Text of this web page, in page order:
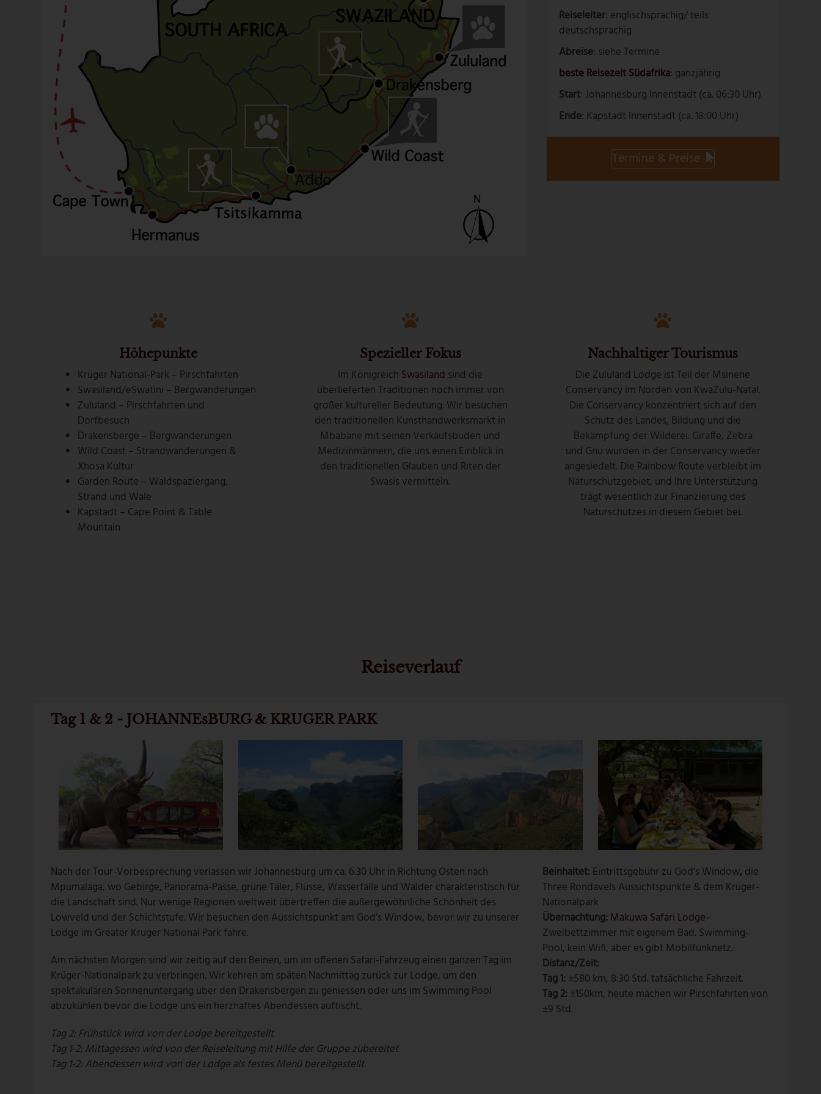
Reiseleiter: englischsprachig/ teils
deutschsprachig
Abreise: siehe Termine
beste Reisezeit Südafrika: ganzjährig
Start: Johannesburg Innenstadt (ca. 06:30 Uhr)
Ende: Kapstadt Innenstadt (ca. 18:00 Uhr)
Termine & Preise
Höhepunkte
Krüger National-Park – Pirschfahrten
Swasiland/eSwatini – Bergwanderungen
Zululand – Pirschfahrten und
Dorfbesuch
Drakensberge – Bergwanderungen
Wild Coast – Strandwanderungen &
Xhosa Kultur
Garden Route – Waldspaziergang,
Strand und Wale
Kapstadt – Cape Point & Table
Mountain
Spezieller Fokus
Im Königreich Swasiland sind die
überlieferten Traditionen noch immer von
großer kultureller Bedeutung. Wir besuchen
den traditionellen Kunsthandwerksmarkt in
Mbabane mit seinen Verkaufsbuden und
Medizinmännern, die uns einen Einblick in
den traditionellen Glauben und Riten der
Swasis vermitteln.
Nachhaltiger Tourismus
Die Zululand Lodge ist Teil der Msinene
Conservancy im Norden von KwaZulu-Natal.
Die Conservancy konzentriert sich auf den
Schutz des Landes, Bildung und die
Bekämpfung der Wilderei. Giraffe, Zebra
und Gnu wurden in der Conservancy wieder
angesiedelt. Die Rainbow Route verbleibt im
Naturschutzgebiet, und Ihre Unterstützung
trägt wesentlich zur Finanzierung des
Naturschutzes in diesem Gebiet bei.
Reiseverlauf
Tag 1 & 2 - JOHANNEsBURG & KRUGER PARK
Nach der Tour-Vorbesprechung verlassen wir Johannesburg um ca. 6.30 Uhr in Richtung Osten nach
Mpumalaga, wo Gebirge, Panorama-Pässe, grüne Täler, Flüsse, Wasserfälle und Wälder charakteristisch für
die Landschaft sind. Nur wenige Regionen weltweit übertreffen die außergewöhnliche Schönheit des
Lowveld und der Schichtstufe. Wir besuchen den Aussichtspunkt am God’s Window, bevor wir zu unserer
Lodge im Greater Kruger National Park fahre.
Am nächsten Morgen sind wir zeitig auf den Beinen, um im offenen Safari-Fahrzeug einen ganzen Tag im
Krüger-Nationalpark zu verbringen. Wir kehren am späten Nachmittag zurück zur Lodge, um den
spektakulären Sonnenuntergang über den Drakensbergen zu geniessen oder uns im Swimming Pool
abzukühlen bevor die Lodge uns ein herzhaftes Abendessen auftischt.
Tag 2: Frühstück wird von der Lodge bereitgestellt
Tag 1-2: Mittagessen wird von der Reiseleitung mit Hilfe der Gruppe zubereitet
Tag 1-2: Abendessen wird von der Lodge als festes Menü bereitgestellt
Beinhaltet:Eintrittsgebühr zu God’s Window,die
Three Rondavels Aussichtspunkte & dem Krüger-
Nationalpark
Übernachtung:Makuwa Safari Lodge–
Zweibettzimmer mit eigenem Bad. Swimming-
Pool, kein Wifi, aber es gibt Mobilfunknetz.
Distanz/Zeit:
Tag 1:±580 km, 8:30 Std. tatsächliche Fahrzeit.
Tag 2:±150km, heute machen wir Pirschfahrten von
±9 Std.